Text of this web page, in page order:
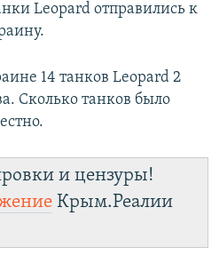
Leopard отправились к
14 танков Leopard 2
Сколько танков было
и цензуры!
Крым.Реалии